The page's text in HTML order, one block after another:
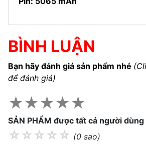
BÌNH LUẬN
Bạn hãy đánh giá sản phẩm nhé
để đánh giá)
★★★★★
SẢN PHẨM được tất cả người dùng
☆ ☆ ☆ ☆ ☆ (0 sao)